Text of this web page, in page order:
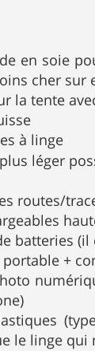
en soie
cher sur
la tente
à linge
léger
routes/
batteries
portable +
le linge